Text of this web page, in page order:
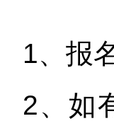
1、报
2、如